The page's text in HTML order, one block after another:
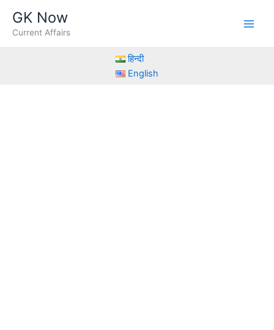
content
GK Now
Current Affairs
हिन्दी
English